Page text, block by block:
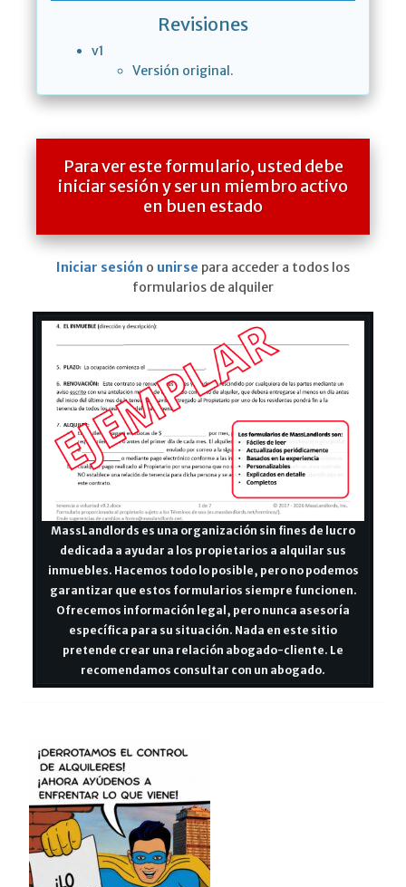
Revisiones
v1
Versión original.
Para ver este formulario, usted debe
iniciar sesión y ser un miembro activo
en buen estado
Iniciar sesión o unirse para acceder a todos los
formularios de alquiler
MassLandlords es una organización sin fines de lucro
dedicada a ayudar a los propietarios a alquilar sus
inmuebles. Hacemos todo lo posible, pero no podemos
garantizar que estos formularios siempre funcionen.
Ofrecemos información legal, pero nunca asesoría
específica para su situación. Nada en este sitio
pretende crear una relación abogado-cliente. Le
recomendamos consultar con un abogado.